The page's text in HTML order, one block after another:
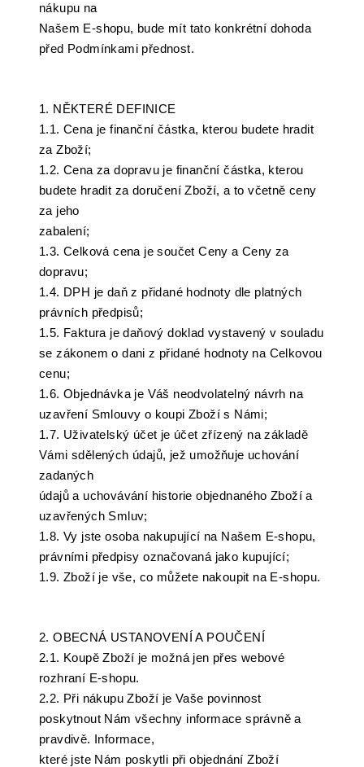
nákupu na
Našem E-shopu, bude mít tato konkrétní dohoda
před Podmínkami přednost.
1. NĚKTERÉ DEFINICE
1.1. Cena je finanční částka, kterou budete hradit
za Zboží;
1.2. Cena za dopravu je finanční částka, kterou
budete hradit za doručení Zboží, a to včetně ceny
za jeho
zabalení;
1.3. Celková cena je součet Ceny a Ceny za
dopravu;
1.4. DPH je daň z přidané hodnoty dle platných
právních předpisů;
1.5. Faktura je daňový doklad vystavený v souladu
se zákonem o dani z přidané hodnoty na Celkovou
cenu;
1.6. Objednávka je Váš neodvolatelný návrh na
uzavření Smlouvy o koupi Zboží s Námi;
1.7. Uživatelský účet je účet zřízený na základě
Vámi sdělených údajů, jež umožňuje uchování
zadaných
údajů a uchovávání historie objednaného Zboží a
uzavřených Smluv;
1.8. Vy jste osoba nakupující na Našem E-shopu,
právními předpisy označovaná jako kupující;
1.9. Zboží je vše, co můžete nakoupit na E-shopu.
2. OBECNÁ USTANOVENÍ A POUČENÍ
2.1. Koupě Zboží je možná jen přes webové
rozhraní E-shopu.
2.2. Při nákupu Zboží je Vaše povinnost
poskytnout Nám všechny informace správně a
pravdivě. Informace,
které jste Nám poskytli při objednání Zboží